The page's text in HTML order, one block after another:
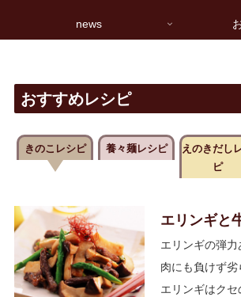
news
おすすめレシピ
きのこレシピ 養々麺レシピ
えのきだし
ピ
エリンギと
エリンギの弾
肉にも負けず劣
エリンギはク